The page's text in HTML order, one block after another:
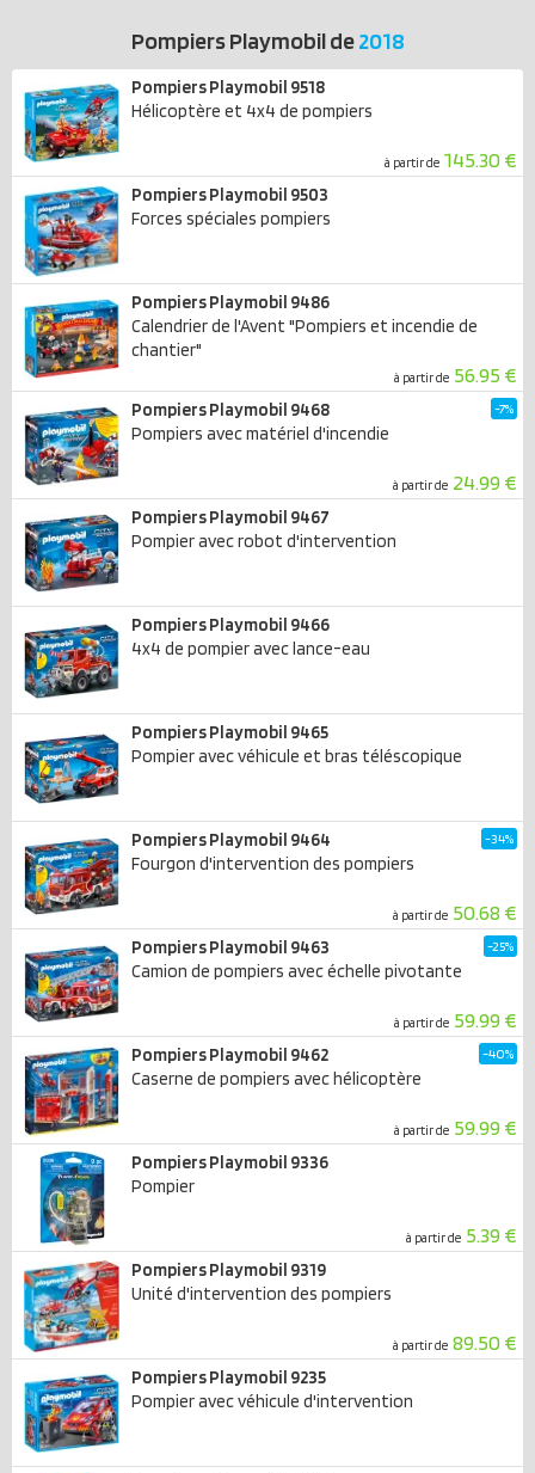
Pompiers Playmobil de2018
Pompiers Playmobil 9518
Hélicoptère et 4x4 de pompiers
à partir de 145.30 €
Pompiers Playmobil 9503
Forces spéciales pompiers
Pompiers Playmobil 9486
Calendrier de l'Avent "Pompiers et incendie de
chantier"
à partir de 56.95 €
Pompiers Playmobil 9468
Pompiers avec matériel d'incendie
à partir de 24.99 €
-7%
Pompiers Playmobil 9467
Pompier avec robot d'intervention
Pompiers Playmobil 9466
4x4 de pompier avec lance-eau
Pompiers Playmobil 9465
Pompier avec véhicule et bras téléscopique
Pompiers Playmobil 9464
Fourgon d'intervention des pompiers
à partir de 50.68 €
-34%
Pompiers Playmobil 9463
Camion de pompiers avec échelle pivotante
à partir de 59.99 €
-25%
Pompiers Playmobil 9462
Caserne de pompiers avec hélicoptère
à partir de 59.99 €
-40%
Pompiers Playmobil 9336
Pompier
à partir de 5.39 €
Pompiers Playmobil 9319
Unité d'intervention des pompiers
à partir de 89.50 €
Pompiers Playmobil 9235
Pompier avec véhicule d'intervention